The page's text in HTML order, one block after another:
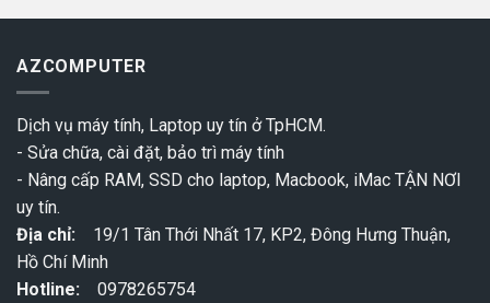
AZCOMPUTER
Dịch vụ máy tính, Laptop uy tín ở TpHCM.
- Sửa chữa, cài đặt, bảo trì máy tính
- Nâng cấp RAM, SSD cho laptop, Macbook, iMac TẬN NƠI
uy tín.
Địa chỉ: 19/1 Tân Thới Nhất 17, KP2, Đông Hưng Thuận,
Hồ Chí Minh
Hotline:
0978265754